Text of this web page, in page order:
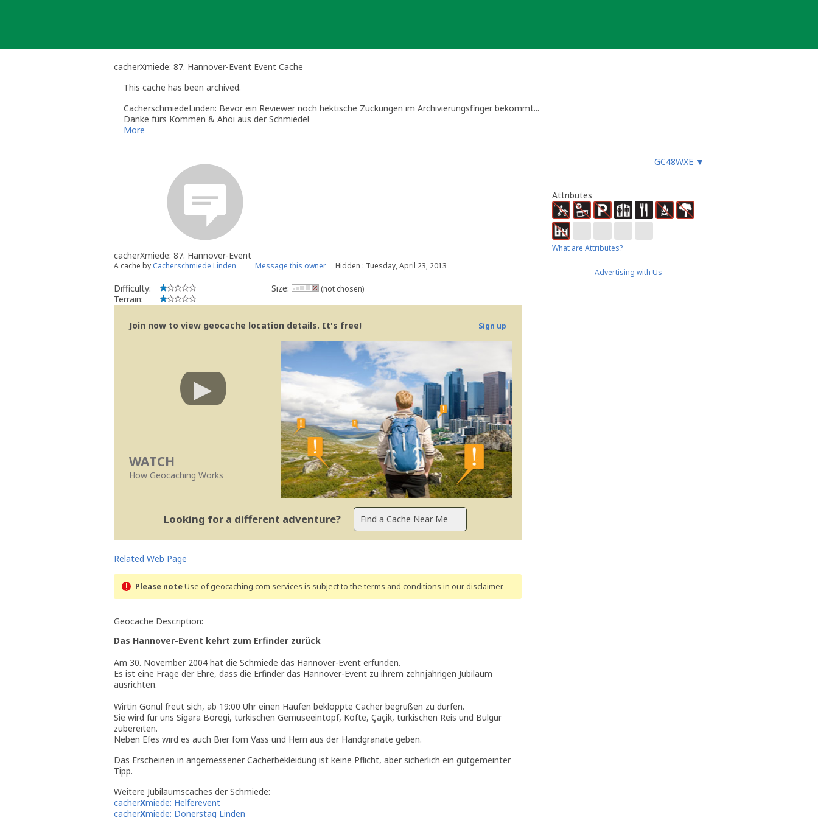
cacherXmiede: 87. Hannover-Event Event Cache
This cache has been archived.
CacherschmiedeLinden: Bevor ein Reviewer noch hektische Zuckungen im Archivierungsfinger bekommt...
Danke fürs Kommen & Ahoi aus der Schmiede!
More
GC48WXE ▼
cacherXmiede: 87. Hannover-Event
A cache by Cacherschmiede Linden Message this owner Hidden : Tuesday, April 23, 2013
Difficulty:
Terrain:
Size: (not chosen)
Join now to view geocache location details. It's free! Sign up
WATCH
How Geocaching Works
Looking for a different adventure?
Related Web Page
Please noteUse of geocaching.com services is subject to the terms and conditions in our disclaimer.
Geocache Description:
Das Hannover-Event kehrt zum Erfinder zurück
Am 30. November 2004 hat die Schmiede das Hannover-Event erfunden.
Es ist eine Frage der Ehre, dass die Erfinder das Hannover-Event zu ihrem zehnjährigen Jubiläum
ausrichten.
Wirtin Gönül freut sich, ab 19:00 Uhr einen Haufen bekloppte Cacher begrüßen zu dürfen.
Sie wird für uns Sigara Böregi, türkischen Gemüseeintopf, Köfte, Çaçik, türkischen Reis und Bulgur
zubereiten.
Neben Efes wird es auch Bier fom Vass und Herri aus der Handgranate geben.
Das Erscheinen in angemessener Cacherbekleidung ist keine Pflicht, aber sicherlich ein gutgemeinter
Tipp.
Weitere Jubiläumscaches der Schmiede:
cacherXmiede: Helferevent
cacherXmiede: Dönerstag Linden
Attributes
What are Attributes?
Advertising with Us